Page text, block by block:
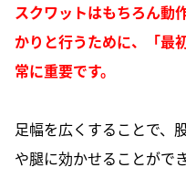
スクワットはもちろん動
かりと行うために、「最
常に重要です。
足幅を広くすることで、
や腿に効かせることができ